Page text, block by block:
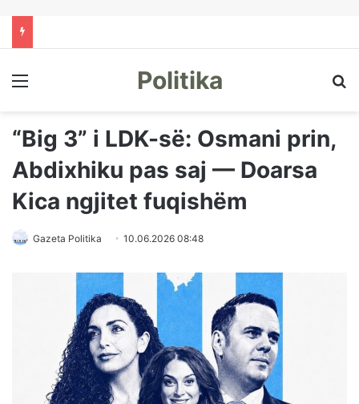
Menu Politika
“Big 3” i LDK-së: Osmani prin,
Abdixhiku pas saj — Doarsa
Kica ngjitet fuqishëm
Gazeta Politika 10.06.2026 08:48